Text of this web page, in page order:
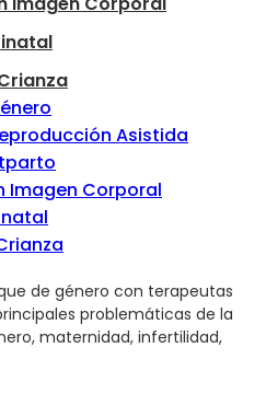
Asistida
Imagen Corporal
de género con terapeutas
problemáticas de la
maternidad, infertilidad,